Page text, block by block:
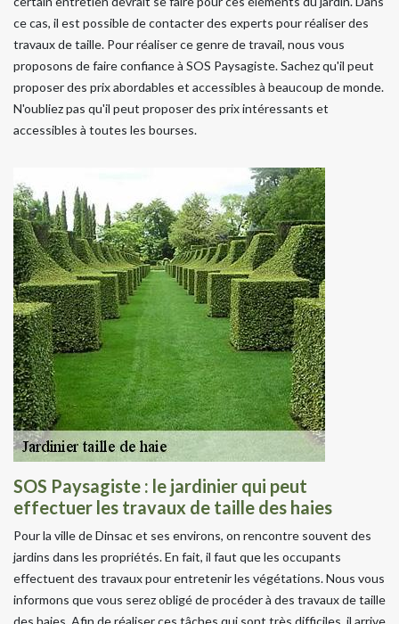
ce cas, il est possible de contacter des experts pour réaliser des
travaux de taille. Pour réaliser ce genre de travail, nous vous
proposons de faire confiance à SOS Paysagiste. Sachez qu'il peut
proposer des prix abordables et accessibles à beaucoup de monde.
N'oubliez pas qu'il peut proposer des prix intéressants et
accessibles à toutes les bourses.
SOS Paysagiste : le jardinier qui peut
effectuer les travaux de taille des haies
Pour la ville de Dinsac et ses environs, on rencontre souvent des
jardins dans les propriétés. En fait, il faut que les occupants
effectuent des travaux pour entretenir les végétations. Nous vous
informons que vous serez obligé de procéder à des travaux de taille
des haies. Afin de réaliser ces tâches qui sont très difficiles, il arrive